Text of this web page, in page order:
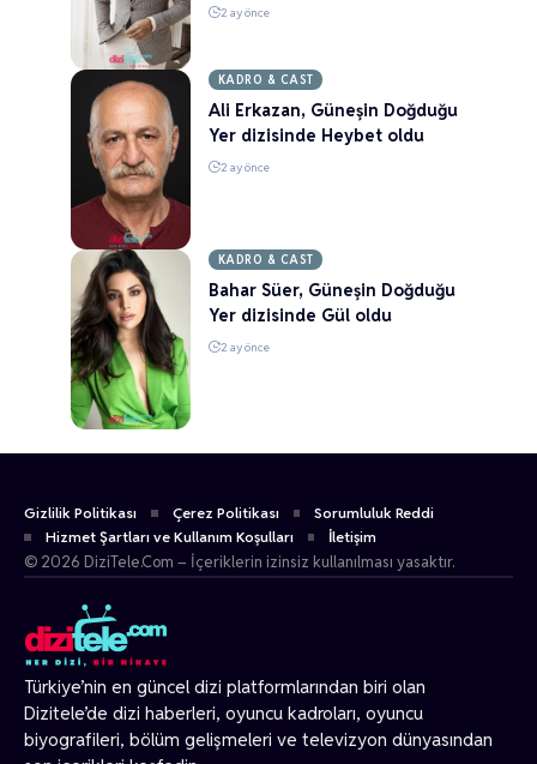
2 ay önce
KADRO & CAST
Ali Erkazan, Güneşin Doğduğu
Yer dizisinde Heybet oldu
2 ay önce
KADRO & CAST
Bahar Süer, Güneşin Doğduğu
Yer dizisinde Gül oldu
2 ay önce
Türkiye’nin en güncel dizi platformlarından biri olan
Dizitele’de dizi haberleri, oyuncu kadroları, oyuncu
biyografileri, bölüm gelişmeleri ve televizyon dünyasından
Gizlilik Politikası Çerez Politikası
Sorumluluk Reddi
Hizmet Şartları ve Kullanım Koşulları
İletişim
© 2026 DiziTele.Com – İçeriklerin izinsiz kullanılması yasaktır.